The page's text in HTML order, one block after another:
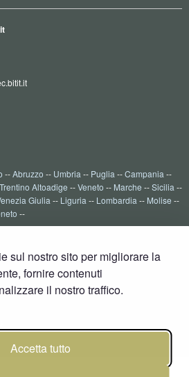
sul nostro sito per migliorare la
fornire contenuti
il nostro traffico.
Accetta tutto
--Abruzzo -- Umbria -- Puglia --Campania --
Trentino Altoadige --Veneto -- Marche --Sicilia --
Giulia -- Liguria -- Lombardia -- Molise --
--